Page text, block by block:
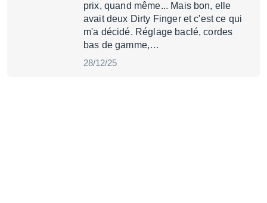
prix, quand même... Mais bon, elle
avait deux Dirty Finger et c'est ce qui
m'a décidé. Réglage baclé, cordes
bas de gamme,…
28/12/25